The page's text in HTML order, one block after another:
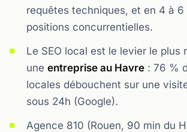
requêtes techniques, et en 4 à 6
positions concurrentielles.
Le SEO local est le levier le plus
une entreprise au Havre : 76 %
locales débouchent sur une
sous 24h (Google).
Agence 810 (Rouen, 90 min du